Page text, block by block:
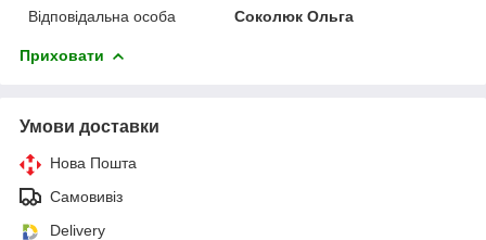
Відповідальна особа
Соколюк Ольга
Приховати
Умови доставки
Нова Пошта
Самовивіз
Delivery